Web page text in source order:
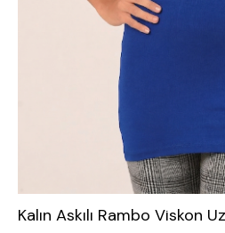
Kalın Askılı Rambo Viskon